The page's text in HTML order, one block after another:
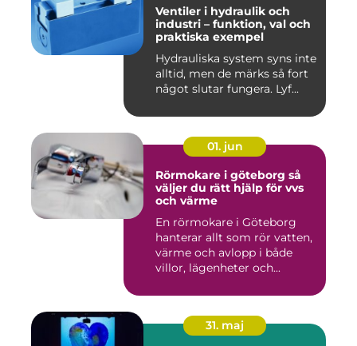
Ventiler i hydraulik och
industri – funktion, val och
praktiska exempel
Hydrauliska system syns inte
alltid, men de märks så fort
något slutar fungera. Lyf...
01. jun
Rörmokare i göteborg så
väljer du rätt hjälp för vvs
och värme
En rörmokare i Göteborg
hanterar allt som rör vatten,
värme och avlopp i både
villor, lägenheter och...
31. maj